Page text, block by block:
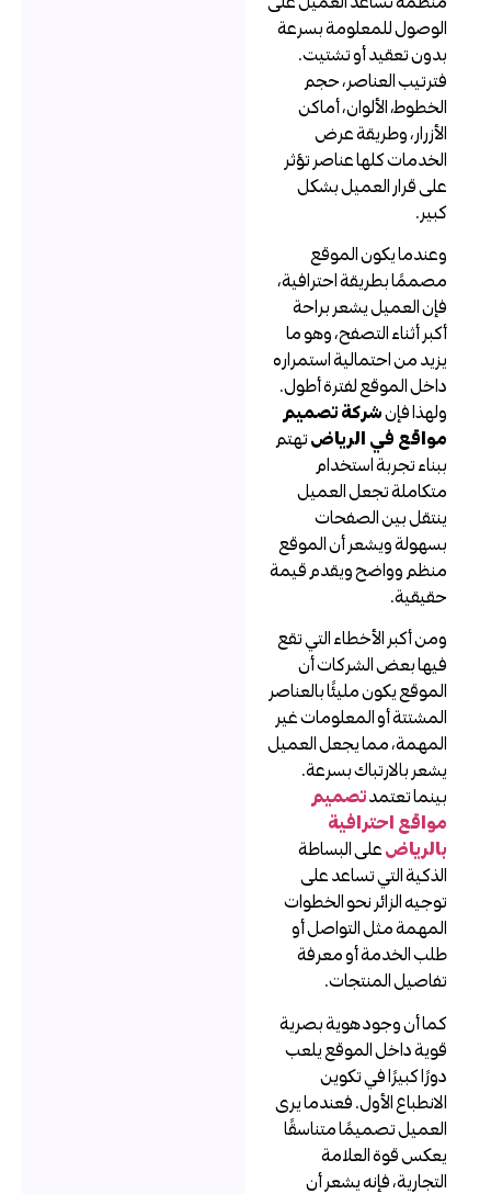
الوصول للمعلومة بسرعة
بدون تعقيد أو تشتيت.
فترتيب العناصر، حجم
الخطوط، الألوان، أماكن
الأزرار، وطريقة عرض
الخدمات كلها عناصر تؤثر
على قرار العميل بشكل
وعندما يكون الموقع
مصممًا بطريقة احترافية،
فإن العميل يشعر براحة
أكبر أثناء التصفح، وهو ما
يزيد من احتمالية استمراره
داخل الموقع لفترة أطول.
ولهذا فإنشركة تصميم
مواقع في الرياضتهتم
ببناء تجربة استخدام
متكاملة تجعل العميل
ينتقل بين الصفحات
بسهولة ويشعر أن الموقع
منظم وواضح ويقدم قيمة
حقيقية.
ومن أكبر الأخطاء التي تقع
فيها بعض الشركات أن
الموقع يكون مليئًا بالعناصر
المشتتة أو المعلومات غير
المهمة، مما يجعل العميل
يشعر بالارتباك بسرعة.
بينما تعتمدتصميم
مواقع احترافية
بالرياضعلى البساطة
الذكية التي تساعد على
توجيه الزائر نحو الخطوات
المهمة مثل التواصل أو
طلب الخدمة أو معرفة
تفاصيل المنتجات.
كما أن وجود هوية بصرية
قوية داخل الموقع يلعب
دورًا كبيرًا في تكوين
الانطباع الأول. فعندما يرى
العميل تصميمًا متناسقًا
يعكس قوة العلامة
التجارية، فإنه يشعر أن